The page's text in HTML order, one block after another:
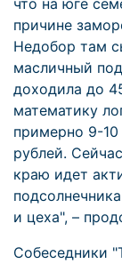
что на юге
причине
Недобор там
масличный
доходила до
математику
примерно 9-
рублей.
краю идет
и цеха", –
Собеседники